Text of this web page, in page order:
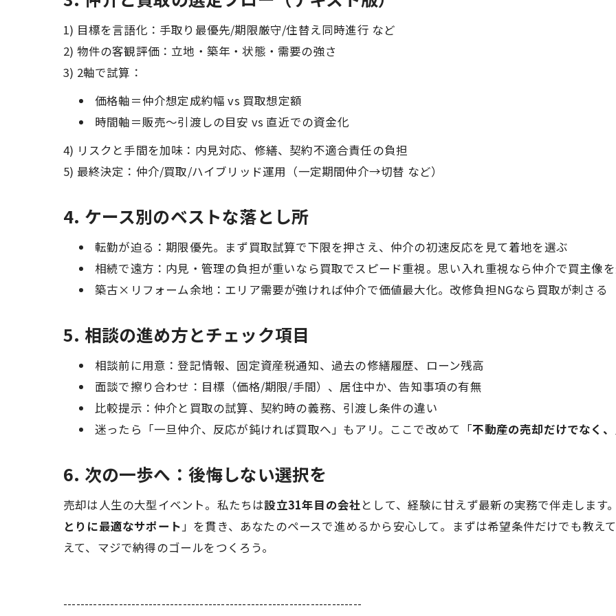
1) 目標を言語化：手取り最優先/期限厳守/住替え同時進行 など
2) 物件の客観評価：立地・築年・状態・需要の強さ
3) 2軸で試算：
価格軸＝仲介想定成約幅 vs 買取想定額
時間軸＝販売〜引渡しの目安 vs 直近での資金化
4) リスクと手間を加味：内見対応、修繕、契約不適合責任の負担
5) 最終決定：仲介/買取/ハイブリッド運用（一定期間仲介→切替 など）
4. ケース別のベストな落とし所
転勤が迫る：期限優先。まず買取試算で下限を押さえ、仲介の初速反応を見て着地を選ぶ
相続で遠方：内見・管理の負担が重いなら買取でスピード重視。思い入れ重視なら仲介で買主像
築古×リフォーム余地：エリア需要が強ければ仲介で価値最大化。改修負担NGなら買取が刺さる
5. 相談の進め方とチェック項目
相談前に用意：登記情報、固定資産税通知、過去の修繕履歴、ローン残高
面談で擦り合わせ：目標（価格/期限/手間）、居住中か、告知事項の有無
比較提示：仲介と買取の試算、契約時の義務、引渡し条件の違い
迷ったら「一旦仲介、反応が鈍ければ買取へ」もアリ。ここで改めて「不動産の売却だけでなく
6. 次の一歩へ：後悔しない選択を
売却は人生の大型イベント。私たちは設立31年目の会社として、経験に甘えず最新の実務で伴走します
とりに最適なサポート」を貫き、あなたのペースで進めるから安心して。まずは希望条件だけでも教え
えて、マジで納得のゴールをつくろう。
----------------------------------------------------------------------